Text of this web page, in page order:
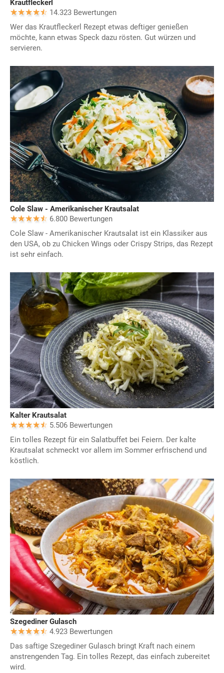
Krautfleckerl
14.323 Bewertungen
Wer das Krautfleckerl Rezept etwas deftiger genießen
möchte, kann etwas Speck dazu rösten. Gut würzen und
servieren.
Cole Slaw - Amerikanischer Krautsalat
6.800 Bewertungen
Cole Slaw - Amerikanischer Krautsalat ist ein Klassiker aus
den USA, ob zu Chicken Wings oder Crispy Strips, das Rezept
ist sehr einfach.
Kalter Krautsalat
5.506 Bewertungen
Ein tolles Rezept für ein Salatbuffet bei Feiern. Der kalte
Krautsalat schmeckt vor allem im Sommer erfrischend und
köstlich.
Szegediner Gulasch
4.923 Bewertungen
Das saftige Szegediner Gulasch bringt Kraft nach einem
anstrengenden Tag. Ein tolles Rezept, das einfach zubereitet
wird.